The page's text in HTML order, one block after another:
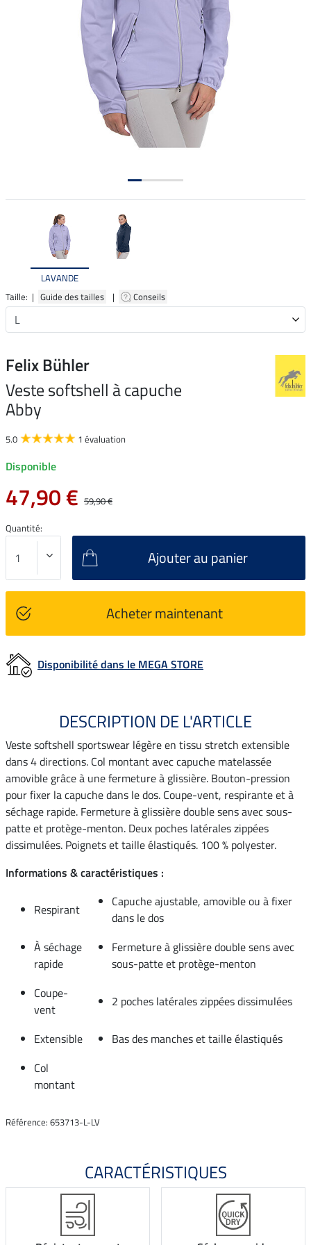
LAVANDE
Taille: | Guide des tailles | Conseils
Felix Bühler
Veste softshell à capuche
Abby
5.0 1 évaluation
Disponible
47,90 € 59,90 €
Quantité:
Ajouter au panier
Acheter maintenant
Disponibilité dans le MEGA STORE
DESCRIPTION DE L'ARTICLE
Veste softshell sportswear légère en tissu stretch extensible
dans 4 directions. Col montant avec capuche matelassée
amovible grâce à une fermeture à glissière. Bouton-pression
pour fixer la capuche dans le dos. Coupe-vent, respirante et à
séchage rapide. Fermeture à glissière double sens avec sous-
patte et protège-menton. Deux poches latérales zippées
dissimulées. Poignets et taille élastiqués. 100 % polyester.
Informations & caractéristiques :
Respirant
Capuche ajustable, amovible ou à fixer
dans le dos
À séchage
rapide
Fermeture à glissière double sens avec
sous-patte et protège-menton
Coupe-
vent
2 poches latérales zippées dissimulées
Extensible
Bas des manches et taille élastiqués
Col
montant
Référence: 653713-L-LV
CARACTÉRISTIQUES